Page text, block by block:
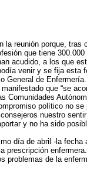
reunión porque,
que tiene
acudido, a los que
venir y se fija esta
General de Enfermería.
que “se
político no
nuestro
y no ha sido
día de abril -la
de la